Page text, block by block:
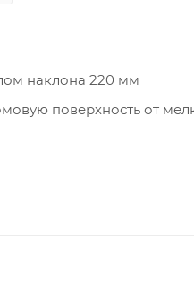
наклона 220 мм
поверхность от